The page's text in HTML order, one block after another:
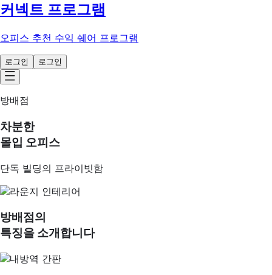
커넥트 프로그램
오피스 추천 수익 쉐어 프로그램
로그인 로그인
방배점
차분한
몰입 오피스
단독 빌딩의 프라이빗함
방배점 의
특징을 소개합니다